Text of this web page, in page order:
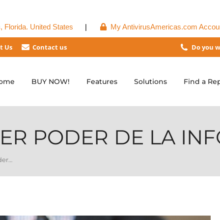
Florida. United States | My AntivirusAmericas.com
Us Contact us Do you
BUY NOW! Features Solutions Find a
PODER DE LA